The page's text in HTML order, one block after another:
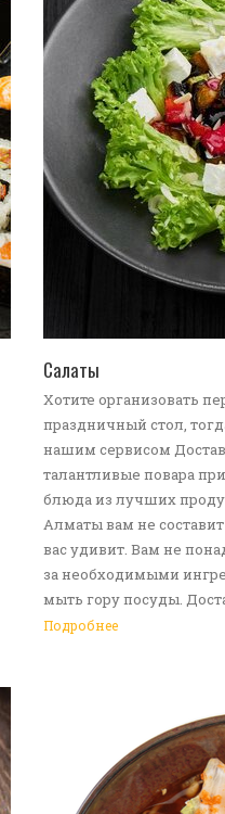
Салаты
Хотите организовать
праздничный стол,
нашим сервисом
талантливые повара
блюда из лучших
Алматы вам не составит
вас удивит. Вам не
за необходимыми
мыть гору посуды.
станет отличным
Подробнее